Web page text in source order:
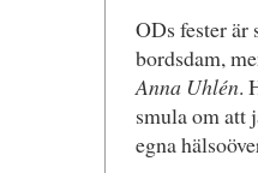
ODs fester är
bordsdam,
Anna Uhlén.
smula om att
egna